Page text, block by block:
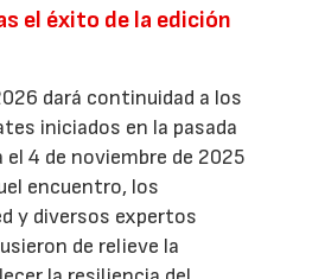
el éxito de la edición
dará continuidad a los
iniciados en la pasada
el 4 de noviembre de 2025
encuentro, los
y diversos expertos
de relieve la